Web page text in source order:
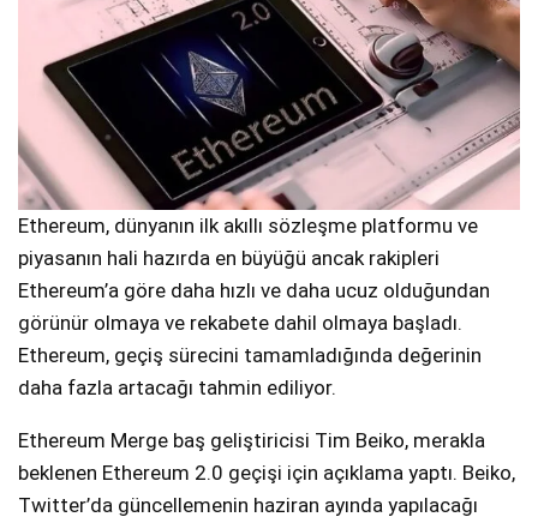
Ethereum, dünyanın ilk akıllı sözleşme platformu ve
piyasanın hali hazırda en büyüğü ancak rakipleri
Ethereum’a göre daha hızlı ve daha ucuz olduğundan
görünür olmaya ve rekabete dahil olmaya başladı.
Ethereum, geçiş sürecini tamamladığında değerinin
daha fazla artacağı tahmin ediliyor.
Ethereum Merge baş geliştiricisi Tim Beiko, merakla
beklenen Ethereum 2.0 geçişi için açıklama yaptı. Beiko,
Twitter’da güncellemenin haziran ayında yapılacağı